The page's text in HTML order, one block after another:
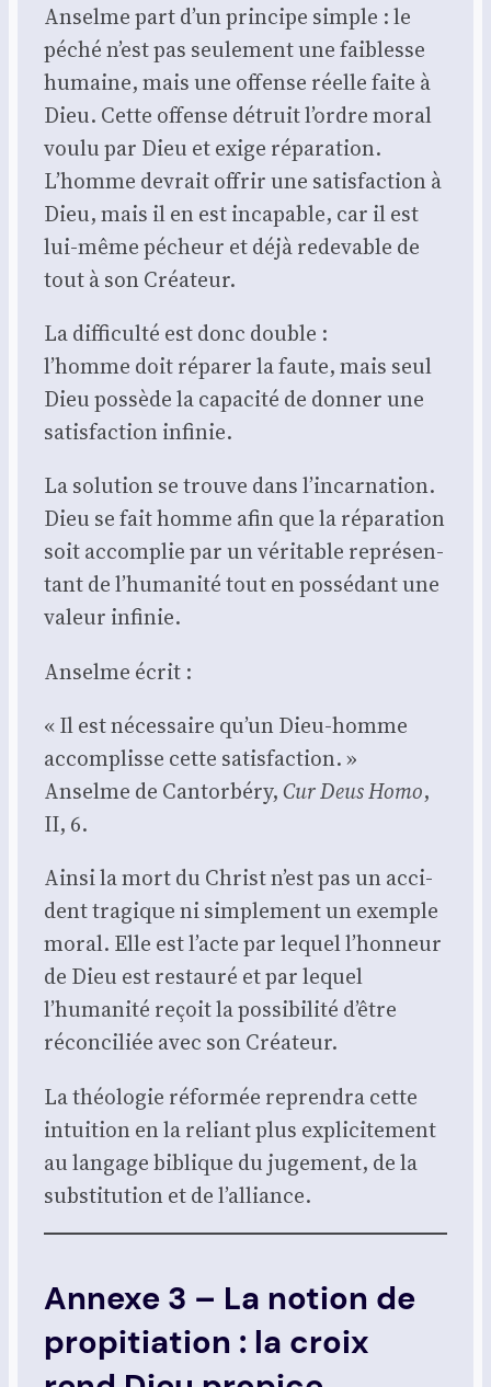
Anselme part d’un prin­cipe simple : le
péché n’est pas seule­ment une fai­blesse
humaine, mais une offense réelle faite à
Dieu. Cette offense détruit l’ordre moral
vou­lu par Dieu et exige répa­ra­tion.
L’homme devrait offrir une satis­fac­tion à
Dieu, mais il en est inca­pable, car il est
lui-même pécheur et déjà rede­vable de
tout à son Créa­teur.
La dif­fi­cul­té est donc double :
l’homme doit répa­rer la faute, mais seul
Dieu pos­sède la capa­ci­té de don­ner une
satis­fac­tion infi­nie.
La solu­tion se trouve dans l’incarnation.
Dieu se fait homme afin que la répa­ra­tion
soit accom­plie par un véri­table repré­sen­
tant de l’humanité tout en pos­sé­dant une
valeur infi­nie.
Anselme écrit :
« Il est néces­saire qu’un Dieu-homme
accom­plisse cette satis­fac­tion. »
Anselme de Can­tor­bé­ry,Cur Deus Homo,
II, 6.
Ain­si la mort du Christ n’est pas un acci­
dent tra­gique ni sim­ple­ment un exemple
moral. Elle est l’acte par lequel l’honneur
de Dieu est res­tau­ré et par lequel
l’humanité reçoit la pos­si­bi­li­té d’être
récon­ci­liée avec son Créa­teur.
La théo­lo­gie réfor­mée repren­dra cette
intui­tion en la reliant plus expli­ci­te­ment
au lan­gage biblique du juge­ment, de la
sub­sti­tu­tion et de l’alliance.
Annexe 3 – La notion de
propitiation : la croix